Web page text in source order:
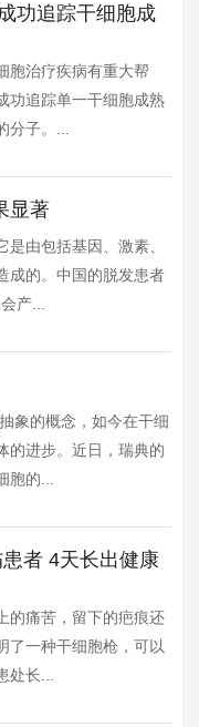
功追踪干细胞成
胞治疗疾病有重大帮
功追踪单一干细胞成熟
子。...
显著
由包括基因、激素、
成的。中国的脱发患者
产...
象的概念，如今在干细
的进步。近日，瑞典的
的...
者 4天长出健康
的痛苦，留下的疤痕还
了一种干细胞枪，可以
长...